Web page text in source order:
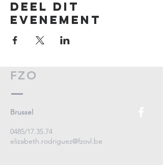
Deel dit
evenement
FZO
Brussel
0485/17.35.74
elizabeth.rodriguez@fzovl.be